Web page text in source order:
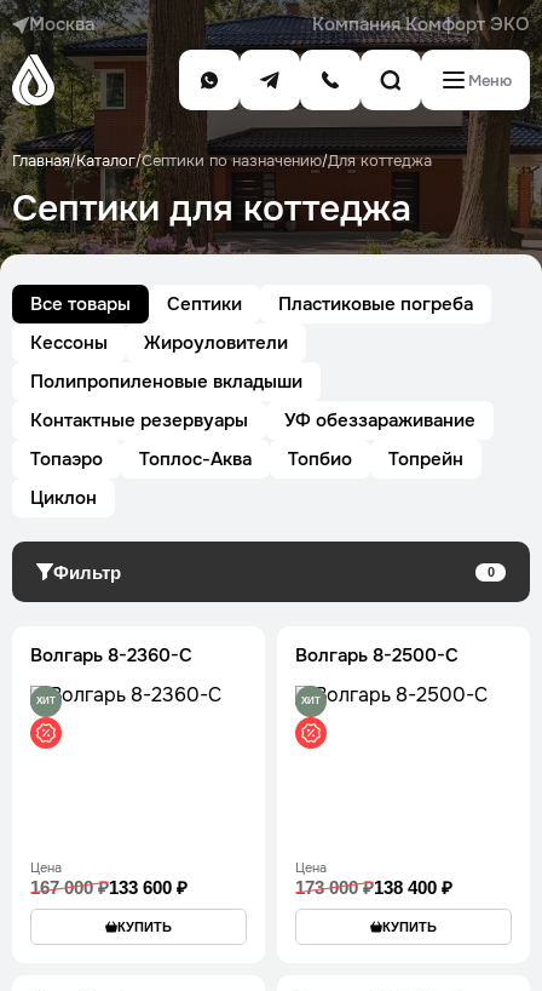
Москва Компания Комфорт ЭКО
Меню
Главная/Каталог/Септики по назначению/Для коттеджа
Септики для коттеджа
Все товары Септики
Пластиковые погреба
Кессоны
Жироуловители
Полипропиленовые вкладыши
Контактные резервуары
УФ обеззараживание
Топаэро
Топлос-Аква Топбио
Топрейн
Циклон
Фильтр 0
Волгарь 8-2360-С
ХИТ
Цена
167 000 ₽133 600 ₽
КУПИТЬ
Волгарь 8-2500-С
ХИТ
Цена
173 000 ₽138 400 ₽
КУПИТЬ